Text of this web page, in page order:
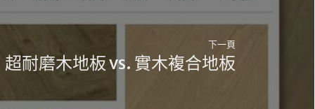
下一頁
超耐磨木地板 vs. 實木複合地板